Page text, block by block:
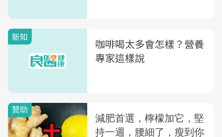
新知
咖啡喝太多會怎樣？營養
專家這樣說